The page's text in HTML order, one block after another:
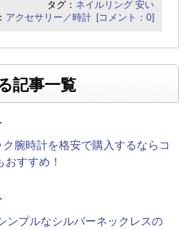
タグ： ネイルリング 安い
アクセサリー／時計 [コメント：0]
記事一覧
ク腕時計を格安で購入するならコ
おすすめ！
ンプルなシルバーネックレスの